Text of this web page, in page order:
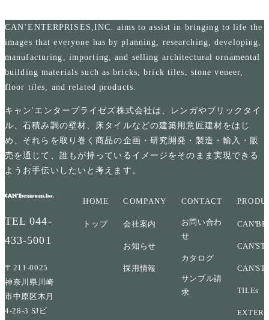
CAN’ENTERPRISES,INC. aims to assist in bringing to life the
images that everyone has by planning, researching, developing,
manufacturing, importing, and selling architectural ornamental
building materials such as bricks, brick tiles, stone veneer,
floor tiles, and related products.
キャン'エンタープライゼズ株式会社は、レンガやブリックタイ
ル、石積み調の壁材、床タイルなどの建築用意匠建材をはじ
め、それらを取り巻く商品の企画・研究開発・製造・輸入・販
売を通じて、誰もが持っているイメージをそのまま実現できる
ようお手伝いしたいと考えます。
TEL044-
433-5001
〒211-0025
神奈川県川崎
市中原区木月
4-28-3 SJビ
HOME
トップ
COMPANY
会社案内
お知らせ
採用情報
CONTACT
お問い合わ
せ
カタログ
サンプル請
求
TILEs